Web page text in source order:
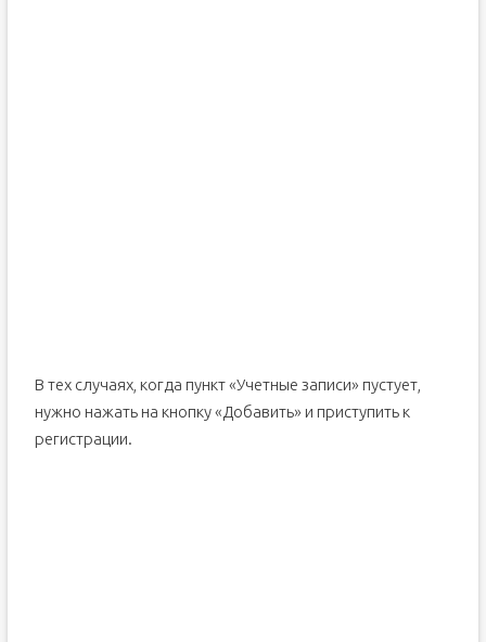
В тех случаях, когда пункт «Учетные записи» пустует,
нужно нажать на кнопку «Добавить» и приступить к
регистрации.